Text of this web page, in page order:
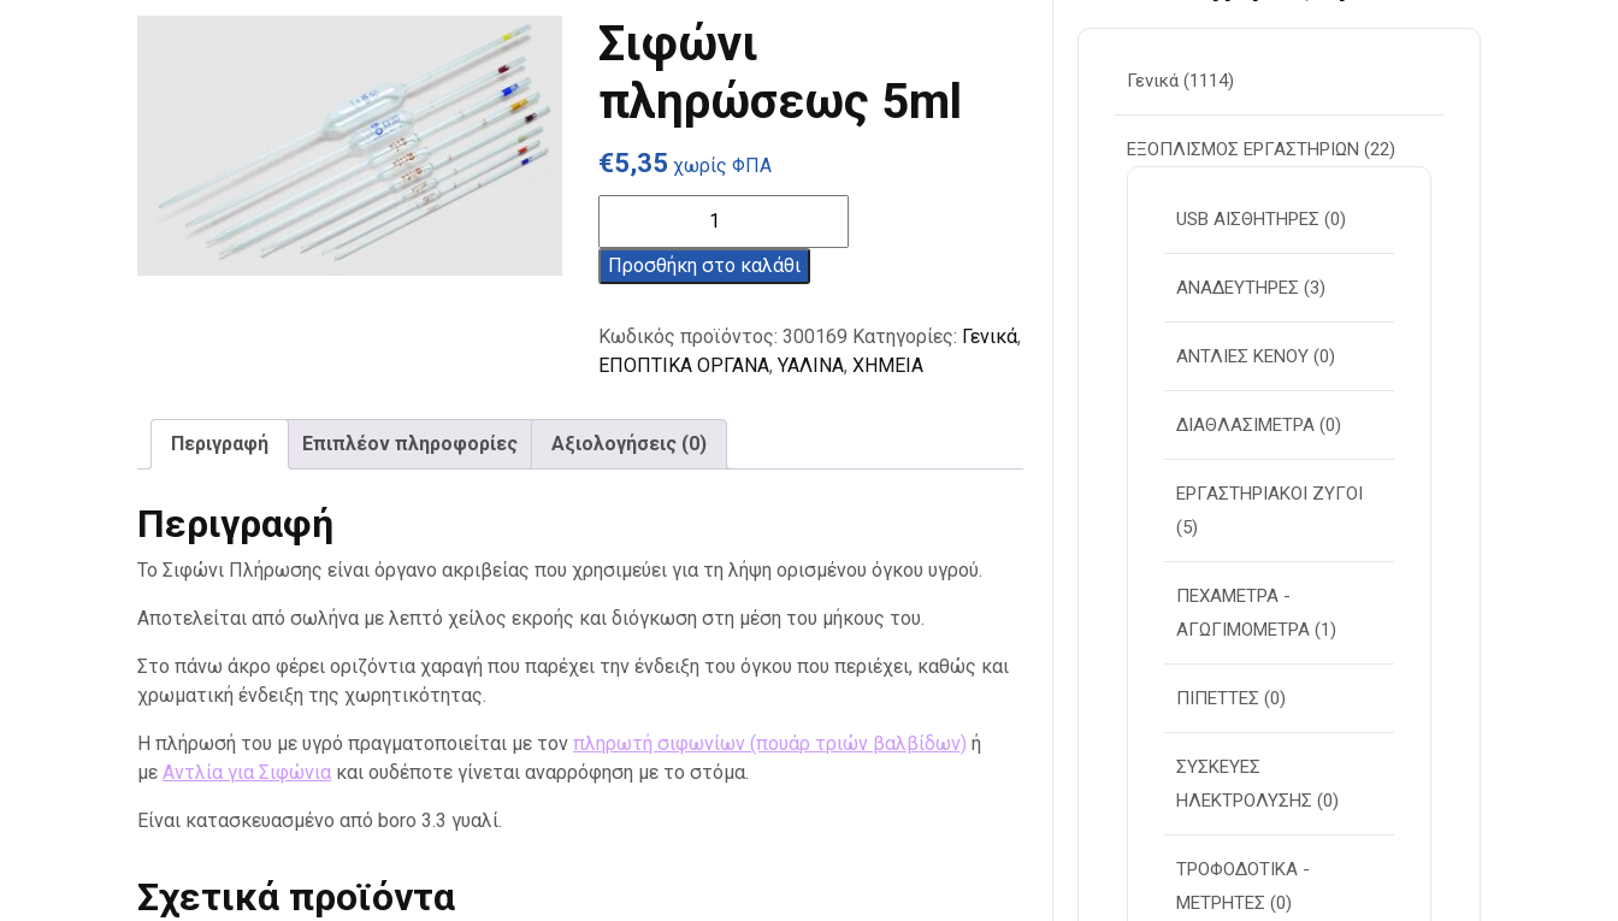
Σιφώνι
πληρώσεως 5ml
€5,35 χωρίς ΦΠΑ
5ml
Προσθήκη στο καλάθι
Κωδικός προϊόντος: 300169 Κατηγορίες: Γενικά,
ΕΠΟΠΤΙΚΑ ΟΡΓΑΝΑ, ΥΑΛΙΝΑ, ΧΗΜΕΙΑ
Περιγραφή Επιπλέον πληροφορίες Αξιολογήσεις (0)
Περιγραφή
Το Σιφώνι Πλήρωσης είναι όργανο ακριβείας που χρησιμεύει για τη λήψη ορισμένου όγκου υγρού.
Αποτελείται από σωλήνα με λεπτό χείλος εκροής και διόγκωση στη μέση του μήκους του.
Στο πάνω άκρο φέρει οριζόντια χαραγή που παρέχει την ένδειξη του όγκου που περιέχει, καθώς και
χρωματική ένδειξη της χωρητικότητας.
Η πλήρωσή του με υγρό πραγματοποιείται με τον πληρωτή σιφωνίων (πουάρ τριών βαλβίδων) ή
με Αντλία για Σιφώνια και ουδέποτε γίνεται αναρρόφηση με το στόμα.
Είναι κατασκευασμένο από boro 3.3 γυαλί.
Σχετικά προϊόντα
Γενικά (1114)
ΕΞΟΠΛΙΣΜΟΣ ΕΡΓΑΣΤΗΡΙΩΝ (22)
USB ΑΙΣΘΗΤΗΡΕΣ (0)
ΑΝΑΔΕΥΤΗΡΕΣ (3)
ΑΝΤΛΙΕΣ ΚΕΝΟΥ (0)
ΔΙΑΘΛΑΣΙΜΕΤΡΑ (0)
ΕΡΓΑΣΤΗΡΙΑΚΟΙ ΖΥΓΟΙ
(5)
ΠΕΧΑΜΕΤΡΑ -
ΑΓΩΓΙΜΟΜΕΤΡΑ (1)
ΠΙΠΕΤΤΕΣ (0)
ΣΥΣΚΕΥΕΣ
ΗΛΕΚΤΡΟΛΥΣΗΣ (0)
ΤΡΟΦΟΔΟΤΙΚΑ -
ΜΕΤΡΗΤΕΣ (0)